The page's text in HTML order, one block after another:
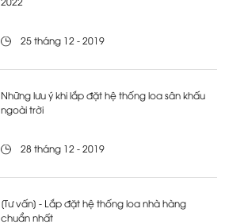
2022
25 tháng 12 - 2019
Những lưu ý khi lắp đặt hệ thống loa sân khấu
ngoài trời
28 tháng 12 - 2019
[Tư vấn] - Lắp đặt hệ thống loa nhà hàng
chuẩn nhất